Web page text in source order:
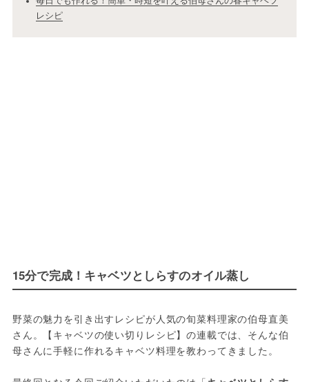
レシピ
15分で完成！キャベツとしらすのオイル蒸し
野菜の魅力を引き出すレシピが人気の旬菜料理家の伯母直美
さん。【キャベツの使い切りレシピ】の連載では、そんな伯
母さんに手軽に作れるキャベツ料理を教わってきました。